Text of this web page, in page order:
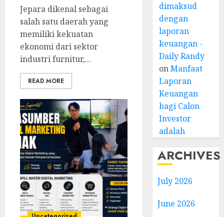
Jepara dikenal sebagai
salah satu daerah yang
memiliki kekuatan
ekonomi dari sektor
industri furnitur,...
READ MORE
dimaksud
dengan
laporan
keuangan -
Daily Randy
onManfaat
Laporan
Keuangan
bagi Calon
Investor
adalah
ARCHIVES
July 2026
June 2026